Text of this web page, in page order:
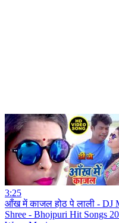
3:25
आँख में काजल होठ पे लाली - DJ
Shree - Bhojpuri Hit Songs